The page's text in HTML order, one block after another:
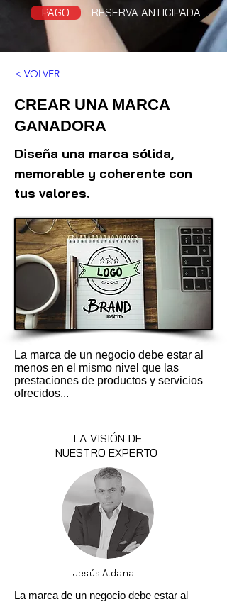
PAGO RESERVA ANTICIPADA
< VOLVER
CREAR UNA MARCA
GANADORA
Diseña una marca sólida,
memorable y coherente con
tus valores.
La marca de un negocio debe estar al
menos en el mismo nivel que las
prestaciones de productos y servicios
ofrecidos...
LA VISIÓN DE
NUESTRO EXPERTO
Jesús Aldana
La marca de un negocio debe estar al